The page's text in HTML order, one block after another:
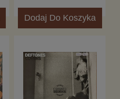
Dodaj Do Koszyka